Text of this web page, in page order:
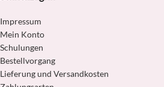
Impressum
Mein Konto
Schulungen
Bestellvorgang
Lieferung und Versandkosten